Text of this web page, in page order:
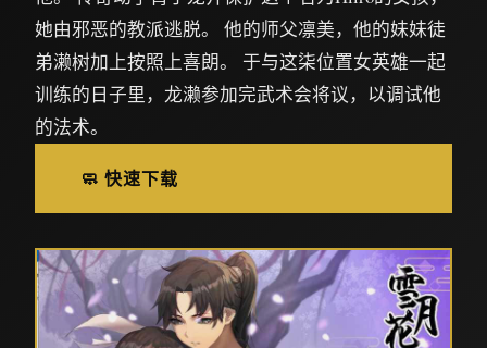
她由邪恶的教派逃脱。 他的师父凛美，他的妹妹徒
弟濑树加上按照上喜朗。 于与这柒位置女英雄一起
训练的日子里，龙濑参加完武术会将议，以调试他
的法术。
🧼 快速下载